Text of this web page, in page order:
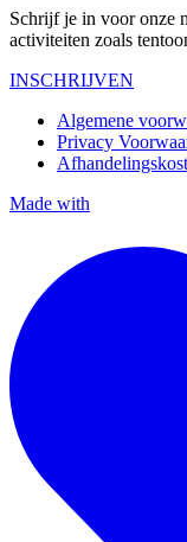
Schrijf je in voor onze
activiteiten zoals
INSCHRIJVEN
Algemene
Privacy
Made with